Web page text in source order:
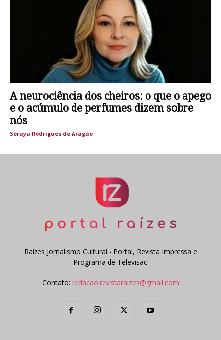
A neurociência dos cheiros: o que o apego
e o acúmulo de perfumes dizem sobre
nós
Soraya Rodrigues de Aragão
Raízes Jornalismo Cultural - Portal, Revista Impressa e
Programa de Televisão
Contato: redacao.revistaraizes@gmail.com